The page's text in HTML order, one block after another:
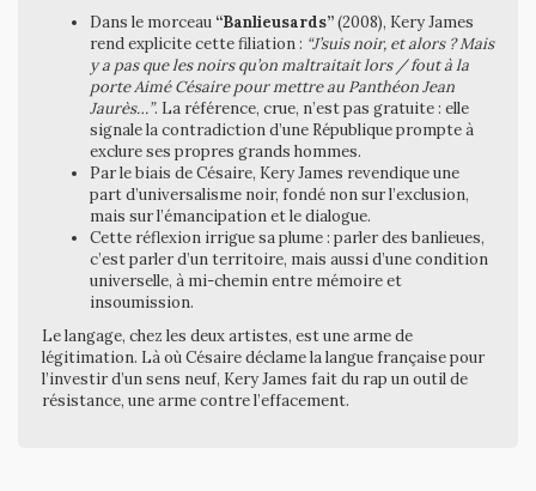
Dans le morceau “Banlieusards”(2008), Kery James
rend explicite cette filiation : “J’suis noir, et alors ? Mais
y a pas que les noirs qu’on maltraitait lors / fout à la
porte Aimé Césaire pour mettre au Panthéon Jean
Jaurès…”. La référence, crue, n’est pas gratuite : elle
signale la contradiction d’une République prompte à
exclure ses propres grands hommes.
Par le biais de Césaire, Kery James revendique une
part d’universalisme noir, fondé non sur l’exclusion,
mais sur l’émancipation et le dialogue.
Cette réflexion irrigue sa plume : parler des banlieues,
c’est parler d’un territoire, mais aussi d’une condition
universelle, à mi-chemin entre mémoire et
insoumission.
Le langage, chez les deux artistes, est une arme de
légitimation. Là où Césaire déclame la langue française pour
l’investir d’un sens neuf, Kery James fait du rap un outil de
résistance, une arme contre l’effacement.